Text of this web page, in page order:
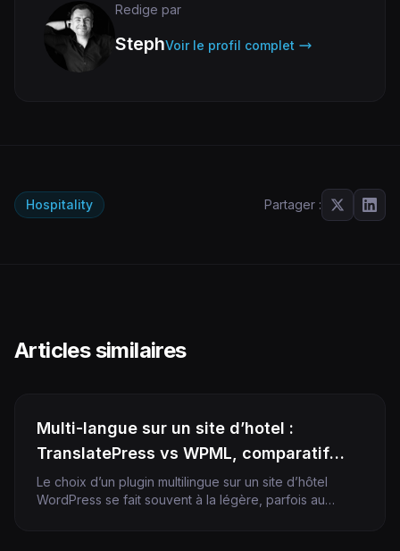
Redige par
StephVoir le profil complet
Hospitality Partager :
Articles similaires
Multi-langue sur un site d’hotel :
TranslatePress vs WPML, comparatif
terrain
Le choix d’un plugin multilingue sur un site d’hôtel
WordPress se fait souvent à la légère, parfois au